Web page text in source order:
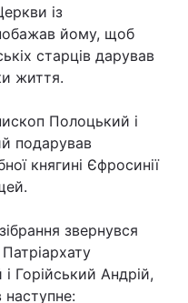
із
йому, щоб
старців дарував
життя.
Полоцький і
подарував
княгині Єфросинії
звернувся
Горійський Андрій,
наступне: